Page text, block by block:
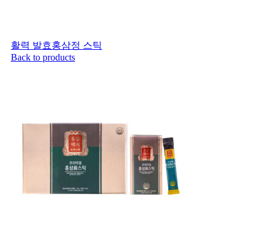
활력 발효홍삼정 스틱
Back to products